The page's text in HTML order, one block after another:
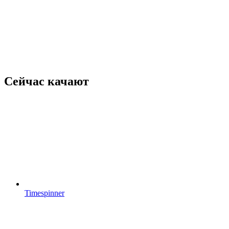
Сейчас качают
Timespinner